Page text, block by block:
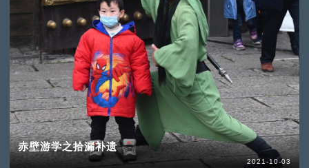
赤壁游学之拾漏补遗
2021-10-03